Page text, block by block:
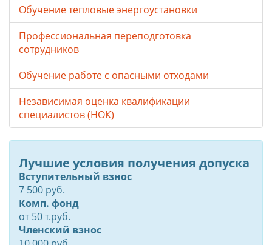
Обучение тепловые энергоустановки
Профессиональная переподготовка
сотрудников
Обучение работе с опасными отходами
Независимая оценка квалификации
специалистов (НОК)
Лучшие условия получения допуска
Вступительный взнос
7 500 руб.
Комп. фонд
от50т.руб.
Членский взнос